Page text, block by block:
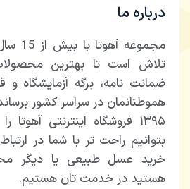
درباره ما
تلاش است تا بهترین
ضمانت نامه، برگه
هموطنانمان در سراسر کشور
۱۳۹۵ فروشگاه اینترنتی
بتوانیم راحت تر با شما در
خرید عسل طبیعی یا دیگر
هستید در خدمت تان هستیم.